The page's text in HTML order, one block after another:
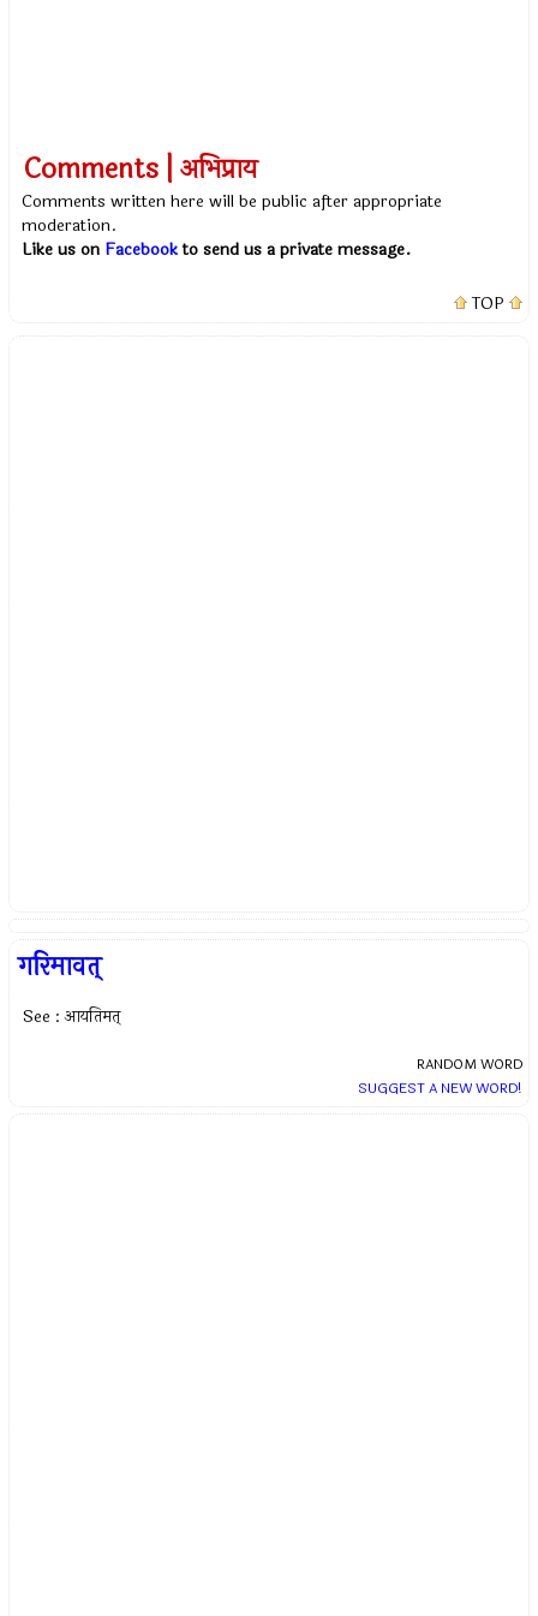
Comments | अभिप्राय
Comments written here will be public after appropriate
moderation.
Like us on Facebookto send us a private message.
TOP
गरिमावत्
See : आयतिमत्
RANDOM WORD
SUGGEST A NEW WORD!